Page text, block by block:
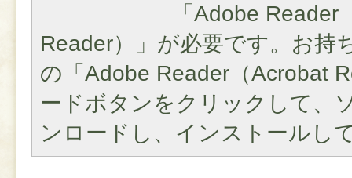
「Adobe Reader
Reader）」が必要です。お持
の「Adobe Reader（Acrobat
ードボタンをクリックして、
ンロードし、インストールし